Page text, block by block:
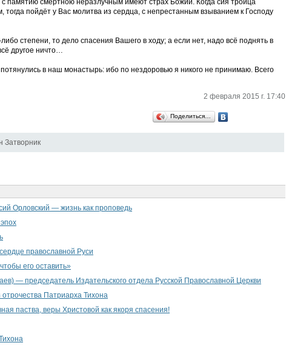
памятию смертною неразлучным имеют страх Божий. Когда сия троица
тогда пойдёт у Вас молитва из сердца, с непрестанным взыванием к Господу
либо степени, то дело спасения Вашего в ходу; а если нет, надо всё поднять в
другое ничто…
в наш монастырь: ибо по нездоровью я никого не принимаю. Всего
2 февраля 2015 г. 17:40
Поделиться…
Затворник
Орловский — жизнь как проповедь
православной Руси
его оставить»
— председатель Издательского отдела Русской Православной Церкви
Патриарха Тихона
паства, веры Христовой как якоря спасения!